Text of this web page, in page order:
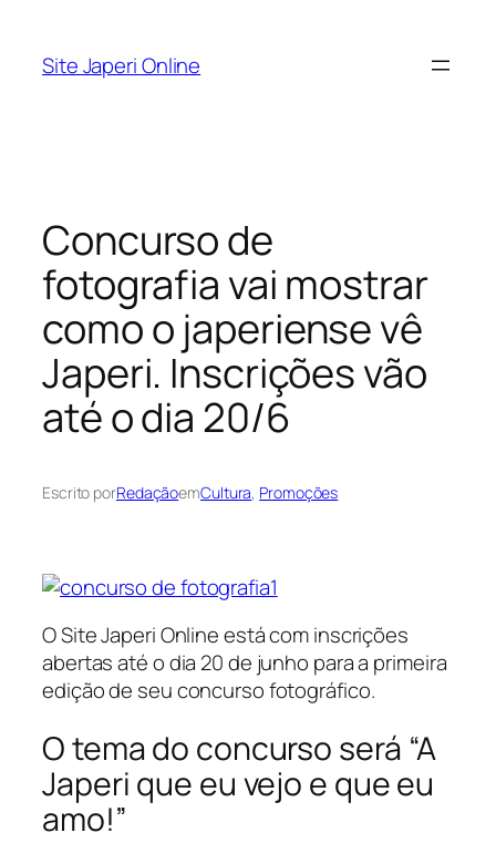
Site Japeri Online
Concurso de
fotografia vai mostrar
como o japeriense vê
Japeri. Inscrições vão
até o dia 20/6
Escrito porRedaçãoemCultura, Promoções
O Site Japeri Online está com inscrições
abertas até o dia 20 de junho para a primeira
edição de seu concurso fotográfico.
O tema do concurso será “A
Japeri que eu vejo e que eu
amo!”